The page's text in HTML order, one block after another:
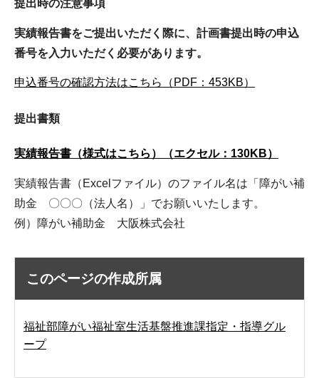
提出時の注意事項
実績報告書をご提出いただく際に、計画書提出時の申込
番号を入力いただく必要があります。
申込番号の確認方法はこちら（PDF：453KB）
提出書類
実績報告書（様式はこちら）（エクセル：130KB）
実績報告書（Excelファイル）のファイル名は「障がい補
助金 〇〇〇（法人名）」でお願いいたします。
例）障がい補助金 大阪株式会社
このページの作成所属
福祉部障がい福祉室生活基盤推進課指定・指導グル
ープ